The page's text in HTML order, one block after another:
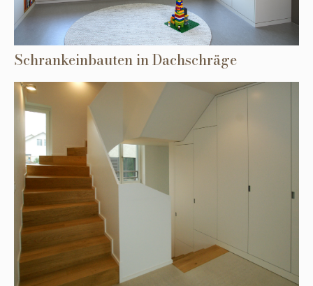
Schrankeinbauten in Dachschräge